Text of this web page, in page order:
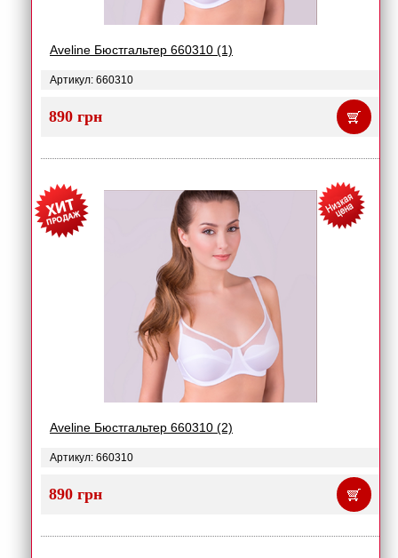
Aveline Бюстгальтер 660310 (1)
Артикул: 660310
890 грн
Aveline Бюстгальтер 660310 (2)
Артикул: 660310
890 грн